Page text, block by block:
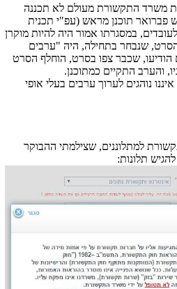
משרד התקשורת מעולם לא תכננה
פברואר תוכנן מראש (עפ"י תכנית
במסגרתו אמור היה להיות מוקרן
שנבחר בתחילה, היה "ערבים
שכבר צפו בסרט, הוחלף הסרט
והערב התקיים כמתוכנן.
נוהגים לערוך ערבים בעלי אופי
למתלוננים, שצילמתי ההבוקר
להגיש תלונות: